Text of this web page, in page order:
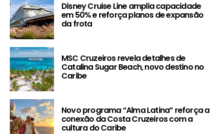
Disney Cruise Line amplia capacidade
em 50% e reforça planos de expansão
da frota
MSC Cruzeiros revela detalhes de
Catalina Sugar Beach, novo destino no
Caribe
Novo programa “Alma Latina” reforça a
conexão da Costa Cruzeiros com a
cultura do Caribe